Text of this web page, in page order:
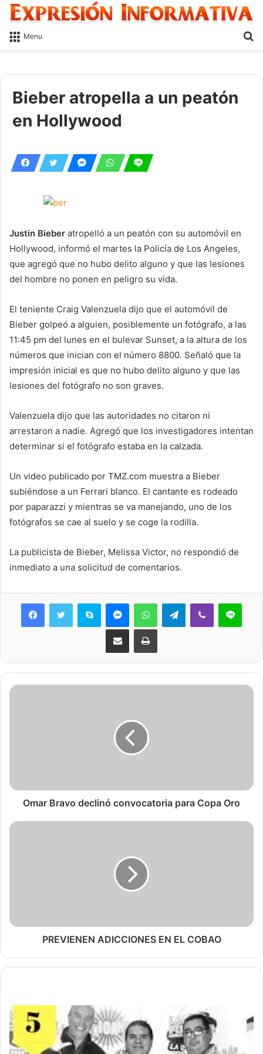
Menu
Bieber atropella a un peatón
en Hollywood
Justin Bieber atropelló a un peatón con su automóvil en
Hollywood, informó el martes la Policía de Los Angeles,
que agregó que no hubo delito alguno y que las lesiones
del hombre no ponen en peligro su vida.
El teniente Craig Valenzuela dijo que el automóvil de
Bieber golpeó a alguien, posiblemente un fotógrafo, a las
11:45 pm del lunes en el bulevar Sunset, a la altura de los
números que inician con el número 8800. Señaló que la
impresión inicial es que no hubo delito alguno y que las
lesiones del fotógrafo no son graves.
Valenzuela dijo que las autoridades no citaron ni
arrestaron a nadie. Agregó que los investigadores intentan
determinar si el fotógrafo estaba en la calzada.
Un video publicado por TMZ.com muestra a Bieber
subiéndose a un Ferrari blanco. El cantante es rodeado
por paparazzi y mientras se va manejando, uno de los
fotógrafos se cae al suelo y se coge la rodilla.
La publicista de Bieber, Melissa Victor, no respondió de
inmediato a una solicitud de comentarios.
Skype MessengerWhatsAppTelegramViber Line
Share via Email Print
Omar Bravo declinó convocatoria para Copa Oro
PREVIENEN ADICCIONES EN EL COBAO